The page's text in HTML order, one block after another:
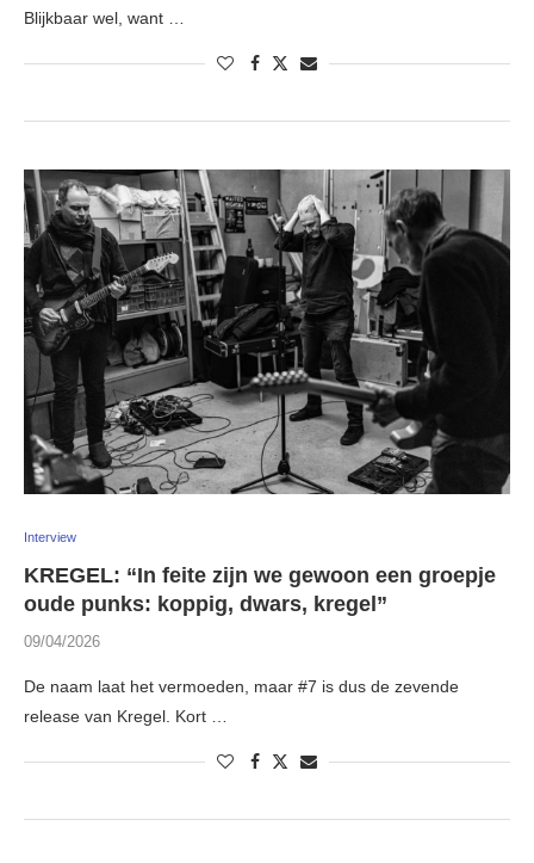
Blijkbaar wel, want …
Interview
KREGEL: “In feite zijn we gewoon een groepje
oude punks: koppig, dwars, kregel”
09/04/2026
De naam laat het vermoeden, maar #7 is dus de zevende
release van Kregel. Kort …